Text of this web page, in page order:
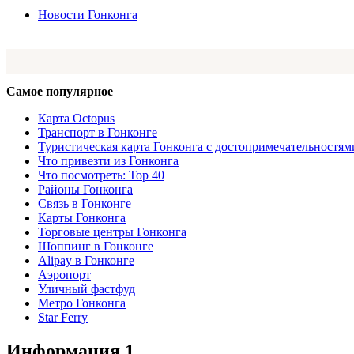
Новости Гонконга
Самое популярное
Карта Octopus
Транспорт в Гонконге
Туристическая карта Гонконга с
Что привезти из Гонконга
Что посмотреть: Top 40
Районы Гонконга
Связь в Гонконге
Карты Гонконга
Торговые центры Гонконга
Шоппинг в Гонконге
Alipay в Гонконге
Аэропорт
Уличный фастфуд
Метро Гонконга
Star Ferry